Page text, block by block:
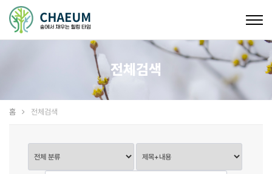
전체검색
홈 전체검색